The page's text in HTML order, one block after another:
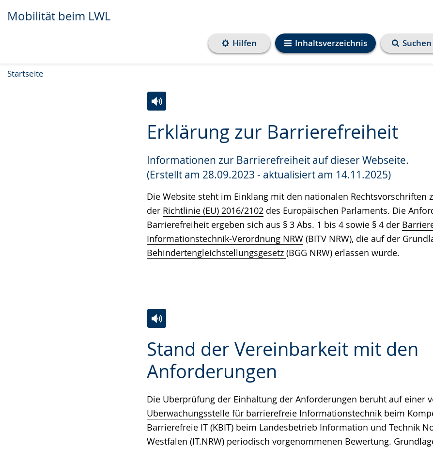
Transkript anzeigen
Abspielen
Pausieren
Mobilität beim LWL
Inhaltsverzeichnis
Hilfen Suchen
Startseite
Erklärung zur Barrierefreiheit
Informationen zur Barrierefreiheit auf dieser Webseite.
(Erstellt am 28.09.2023 - aktualisiert am 14.11.2025)
Die Website steht im Einklang mit den nationalen Rechtsvorschriften
der Richtlinie (EU) 2016/2102 des Europäischen Parlaments. Die
Barrierefreiheit ergeben sich aus § 3 Abs. 1 bis 4 sowie § 4 der
Informationstechnik-Verordnung NRW (BITV NRW), die auf der
Behindertengleichstellungsgesetz (BGG NRW) erlassen wurde.
Leichten
wechseln.
Audio-
Video
Deutscher
Gebärdensprache
angezeigt.
Stand der Vereinbarkeit mit den
Anforderungen
Die Überprüfung der Einhaltung der Anforderungen beruht auf einer
Überwachungsstelle für barrierefreie Informationstechnik beim
Barrierefreie IT (KBIT) beim Landesbetrieb Information und Technik
Westfalen (IT.NRW) periodisch vorgenommenen Bewertung.
Leichten
Sprache
wechseln.
Audio-
Unterstützung.
Video
in
Deutscher
wird
angezeigt.